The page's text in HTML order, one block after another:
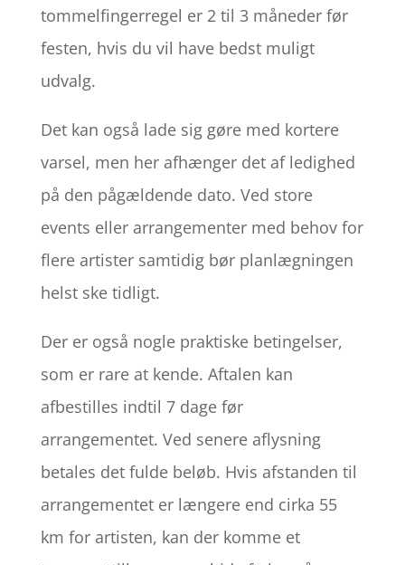
tommelfingerregel er 2 til 3 måneder før
festen, hvis du vil have bedst muligt
udvalg.
Det kan også lade sig gøre med kortere
varsel, men her afhænger det af ledighed
på den pågældende dato. Ved store
events eller arrangementer med behov for
flere artister samtidig bør planlægningen
helst ske tidligt.
Der er også nogle praktiske betingelser,
som er rare at kende. Aftalen kan
afbestilles indtil 7 dage før
arrangementet. Ved senere aflysning
betales det fulde beløb. Hvis afstanden til
arrangementet er længere end cirka 55
km for artisten, kan der komme et